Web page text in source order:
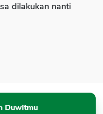
dilakukan nanti
Duwitmu